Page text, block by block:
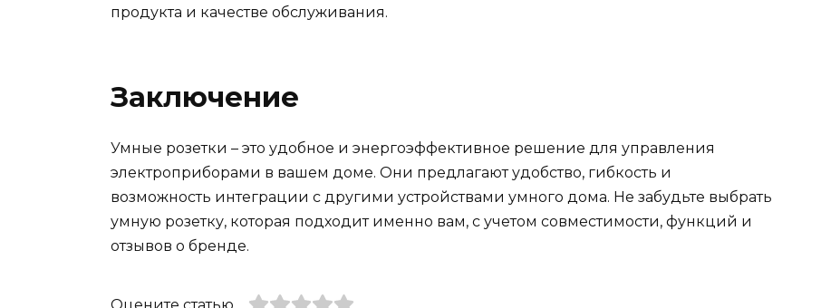
продукта и качестве обслуживания.
Заключение
Умные розетки – это удобное и энергоэффективное решение для управления
электроприборами в вашем доме. Они предлагают удобство, гибкость и
возможность интеграции с другими устройствами умного дома. Не забудьте выбрать
умную розетку, которая подходит именно вам, с учетом совместимости, функций и
отзывов о бренде.